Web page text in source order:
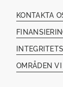
KONTAKTA
OMRÅDEN